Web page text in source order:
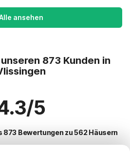
ansehen
873 Kunden in
5
873 Bewertungen zu 562 Häusern